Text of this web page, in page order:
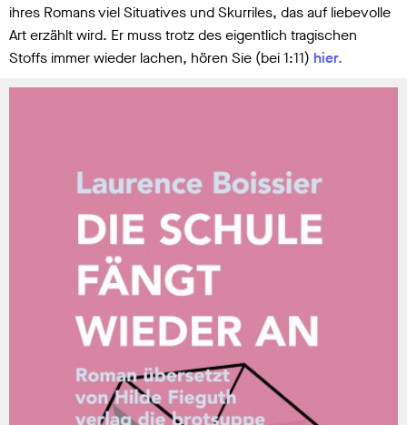
ihres Romans viel Situatives und Skurriles, das auf liebevolle
Art erzählt wird. Er muss trotz des eigentlich tragischen
Stoffs immer wieder lachen, hören Sie (bei 1:11) hier.